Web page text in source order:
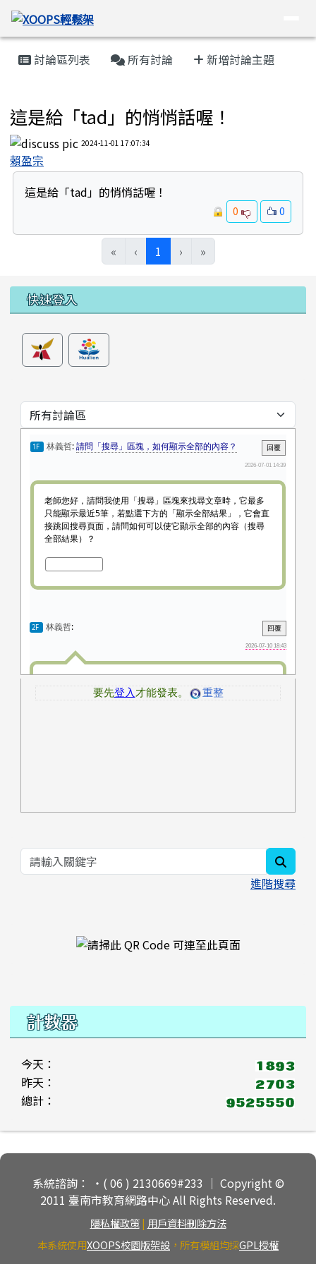
跳至主內容區
XOOPS輕鬆架
導覽列
主內容區域
討論區列表 所有討論 新增討論主題
這是給「tad」的悄悄話喔！
2024-11-01 17:07:34
賴盈宗
這是給「tad」的悄悄話喔！
0 0
« ‹ 1 (目前頁次)
› »
左邊區域內容
快速登入
進階搜尋
右邊區域內容
計數器
今天：
昨天：
總計：
頁尾區域
頁尾區域內容
系統諮詢： ‧( 06 ) 2130669#233 ｜ Copyright ©
2011 臺南市教育網路中心 All Rights Reserved.
隱私權政策| 用戶資料刪除方法
本系統使用XOOPS校園版架設 ，所有模組均採GPL授權